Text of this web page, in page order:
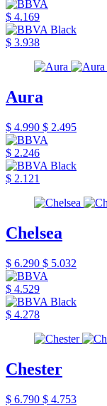
$ 4.169
$ 3.938
Aura
$ 4.990 $ 2.495
$ 2.246
$ 2.121
Chelsea
$ 6.290 $ 5.032
$ 4.529
$ 4.278
Chester
$ 6.790 $ 4.753